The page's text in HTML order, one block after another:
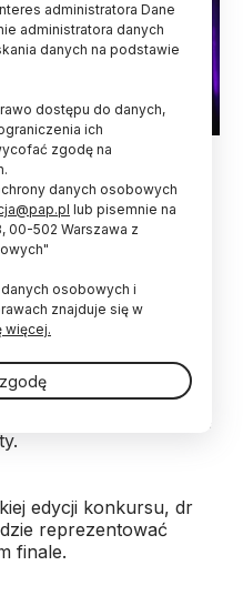
Śląski w Katowicach
superbohaterach
edycji konkursu
podczas
który odbędzie się 29
siedmiu
konkurs dla młodych
scenie przedstawiają
edycji konkursu, dr
reprezentować
finale.
administratora Dane
administratora danych
danych na podstawie
dostępu do danych,
ich
zgodę na
danych osobowych
lub pisemnie na
00-502 Warszawa z
osobowych i
znajduje się w
więcej.